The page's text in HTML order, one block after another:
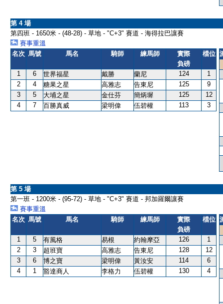
第 4 場
第四班 - 1650米 - (48-28) - 草地 - "C+3" 賽道 - 海得拉巴讓賽
賽事重溫
名次 馬號 馬名 騎師 練馬師
實際
負磅
檔位
1 6 世界福星 戴勝 蘭尼 124
1
2
4 糖果之星 高雅志 告東尼 125
9
3
5 大埔之星 金仕芬 簡炳墀 125
12
4
7 百勝真威 梁明偉 伍碧權 113 3
第 5 場
第一班 - 1200米 - (95-72) - 草地 - "C+3" 賽道 - 邦加羅爾讓賽
賽事重溫
名次 馬號 馬名 騎師 練馬師
實際
負磅
檔位
1 5 有風格 易根 約翰摩亞 126
1
2
3 超班寶 高雅志 告東尼 128
12
3
6 博之寶 梁明偉 黃汝安 114
6
4
1 豁達商人 李格力 伍碧權 130 4